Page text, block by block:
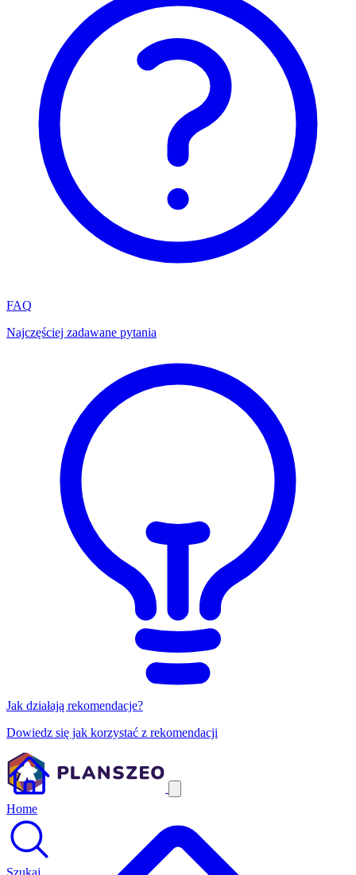
FAQ
Najczęściej zadawane pytania
Jak działają rekomendacje?
Dowiedz się jak korzystać z rekomendacji
Home
Szukaj